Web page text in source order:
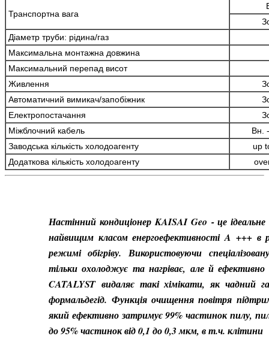
Транспортна вага
Діаметр труби: рідина/газ
Максимальна монтажна довжина
Максимальний перепад висот
Живлення
Автоматичний вимикач/запобіжник
Електропостачання
Міжблочний кабель
Вн.
Заводська кількість холодоагенту
up
Додаткова кількість холодоагенту
Настінний кондиціонер KAISAI Geo - це ідеальне
найвищим класом енергоефективності A +++
режимі обігріву.Використовуючи
тільки охолоджує та нагріває, але й
CATALYSTвидаляє такі хімікати, як чадний
формальдегід. Функція очищення повітря
який ефективно затримує 99% частинок пилу,
до 95% частинок від 0,1 до 0,3 мкм, в т.ч. клітини